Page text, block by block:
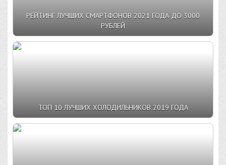
РЕЙТИНГ ЛУЧШИХ СМАРТФОНОВ 2021 ГОДА ДО 3000
РУБЛЕЙ
ТОП 10 ЛУЧШИХ ХОЛОДИЛЬНИКОВ 2019 ГОДА